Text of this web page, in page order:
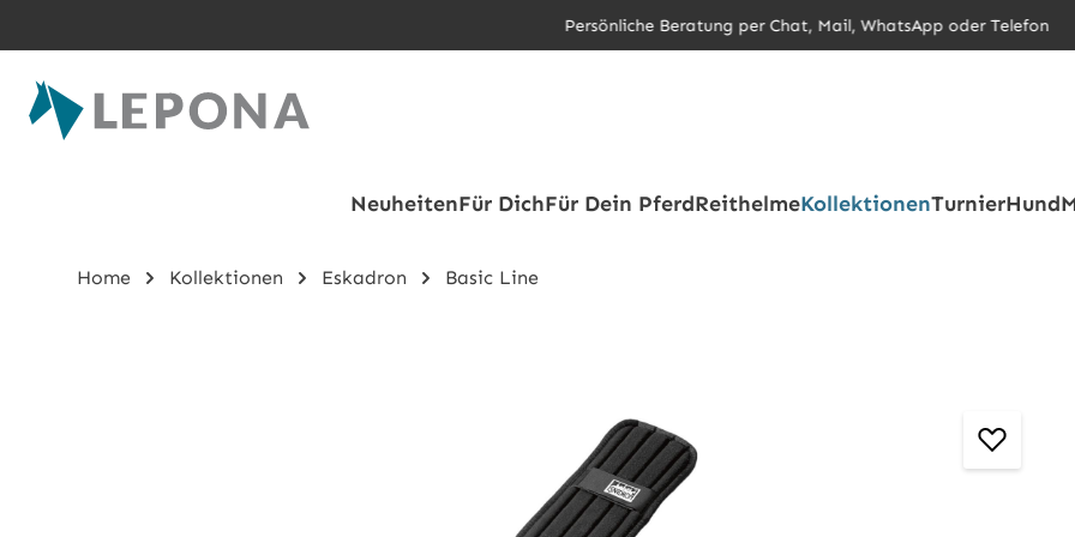
Persönliche Beratung per Chat, Mail, WhatsApp oder Telefon
NeuheitenFür DichFür Dein PferdReithelmeKollektionenTurnierHund
Home Kollektionen Eskadron Basic Line